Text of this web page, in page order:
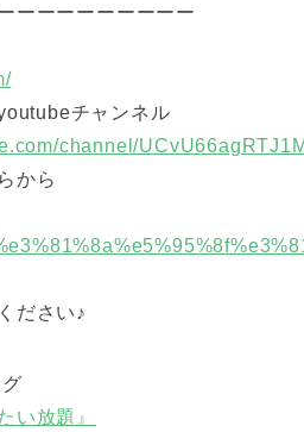
ーーーーーーーーー
チャンネル
channel/
から
ださい♪
い放題』